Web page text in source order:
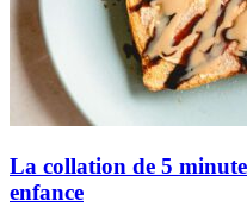
La collation de 5
enfance